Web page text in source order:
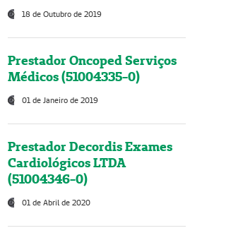
18 de Outubro de 2019
Prestador Oncoped Serviços
Médicos (51004335-0)
01 de Janeiro de 2019
Prestador Decordis Exames
Cardiológicos LTDA
(51004346-0)
01 de Abril de 2020